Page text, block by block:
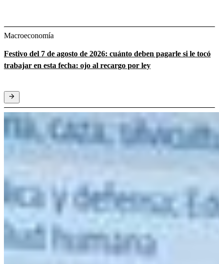
Macroeconomía
Festivo del 7 de agosto de 2026: cuánto deben pagarle si le tocó
trabajar en esta fecha: ojo al recargo por ley